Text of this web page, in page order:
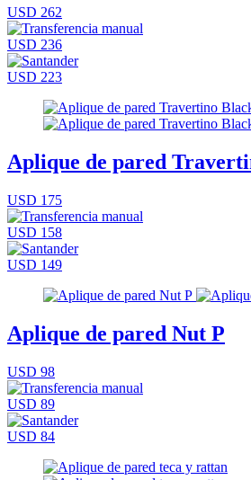
USD 262
USD 236
USD 223
Aplique de pared
USD 175
USD 158
USD 149
Aplique de pared Nut P
USD 98
USD 89
USD 84